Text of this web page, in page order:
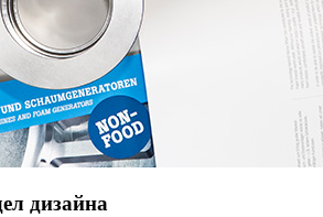
дизайна